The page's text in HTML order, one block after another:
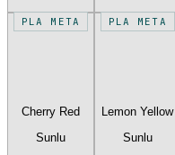
PLA META
Cherry Red
Sunlu
PLA META
Lemon Yellow
Sunlu